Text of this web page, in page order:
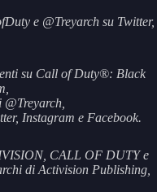
e @Treyarch su Twitter,
su Call of Duty®: Black
Instagram e Facebook.
CALL OF DUTY e
di Activision Publishing,